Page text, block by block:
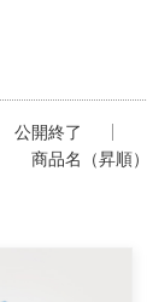
公開終了
商品名（昇順）